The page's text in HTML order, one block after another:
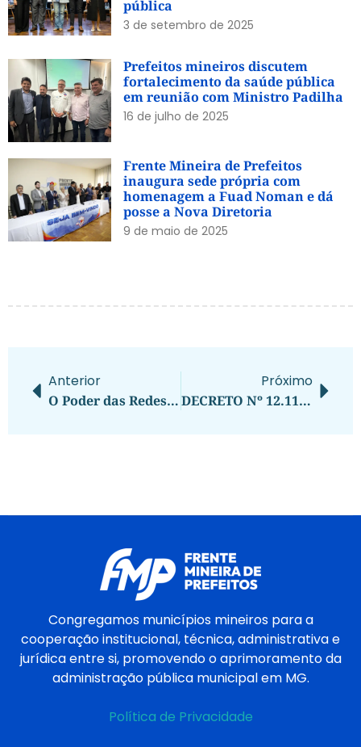
pública
3 de setembro de 2025
Prefeitos mineiros discutem
fortalecimento da saúde pública
em reunião com Ministro Padilha
16 de julho de 2025
Frente Mineira de Prefeitos
inaugura sede própria com
homenagem a Fuad Noman e dá
posse a Nova Diretoria
9 de maio de 2025
Anterior
O Poder das Redes: Marketing Digital para Campanhas Eleitorais – Um Sucesso em Belo Horizonte
Próximo
DECRETO Nº 12.115, DE 17 DE JULHO DE 2024
Congregamos municípios mineiros para a
cooperação institucional, técnica, administrativa e
jurídica entre si, promovendo o aprimoramento da
administração pública municipal em MG.
Política de Privacidade